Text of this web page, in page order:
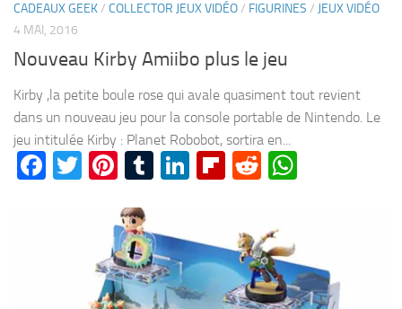
CADEAUX GEEK/ COLLECTOR JEUX VIDÉO/ FIGURINES / JEUX VIDÉO
4 MAI, 2016
Nouveau Kirby Amiibo plus le jeu
Kirby ,la petite boule rose qui avale quasiment tout revient
dans un nouveau jeu pour la console portable de Nintendo. Le
jeu intitulée Kirby : Planet Robobot, sortira en...
Facebook
TwitterPinterest
TumblrLinkedIn
Flipboard
Reddit